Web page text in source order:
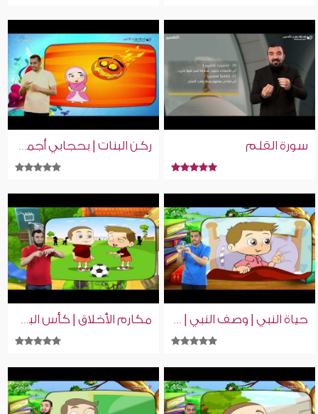
سورة القلم ركن البنات | بحجابي أجمل | بنين وبنات | بلغة الإشارة
حياة النبي | وصف النبي | بنين وبنات | بلغة الإشارة مكارم الأخلاق | كأس البطولة | بنين وبنات | بلغة الإشارة